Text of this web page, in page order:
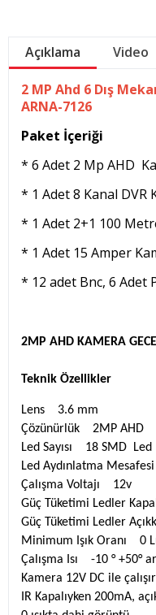
Açıklama Video
2 MP Ahd 6 Dış
ARNA-7126
Paket İçeriği
* 6 Adet 2 Mp AHD
* 1 Adet 8 Kanal DVR
* 1 Adet 2+1 100
* 1 Adet 15 Amper
* 12 adet Bnc, 6 Adet
2MP AHD KAMERA
Teknik Özellikler
Lens 3.6 mm
Çözünürlük 2MP AHD
Led Sayısı 18 SMD Led
Led Aydınlatma
Çalışma Voltajı 12v
Güç Tüketimi Ledler
Güç Tüketimi Ledler
Minimum Işık Oranı 0
Çalışma Isı -10 ° +50°
Kamera 12V DC ile çalışır
IR Kapalıyken 200mA,